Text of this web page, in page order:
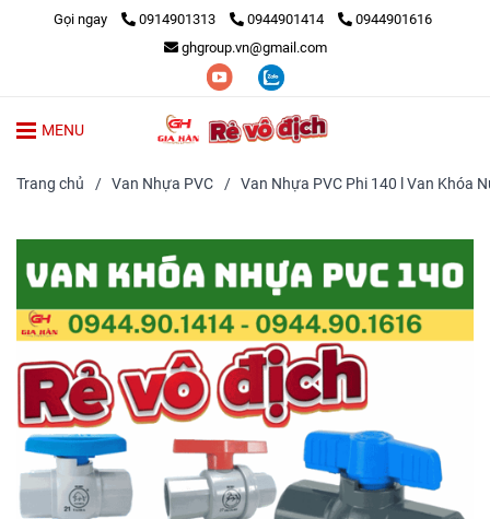
Gọi ngay 0914901313 0944901414
0944901616
ghgroup.vn@gmail.com
MENU
Trang chủ / Van Nhựa PVC / Van Nhựa PVC Phi 140 l Van Khóa